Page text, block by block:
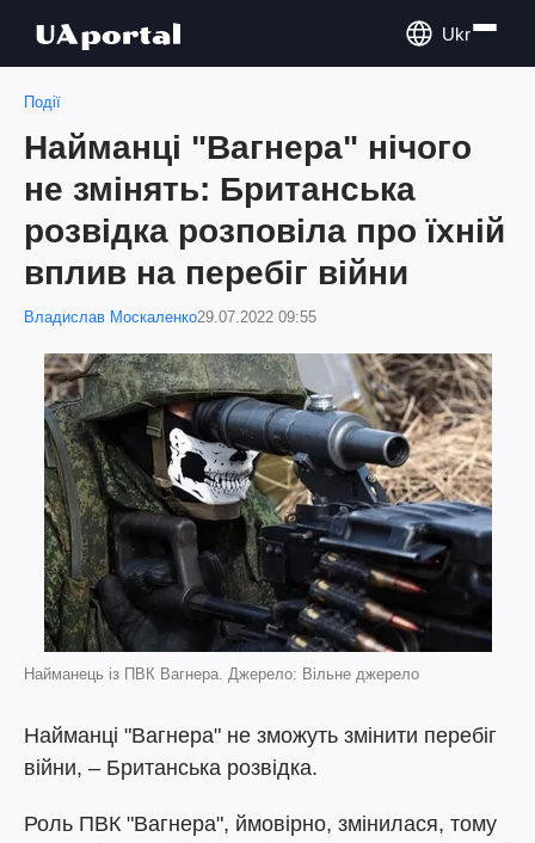
Ukr
Події
Найманці "Вагнера" нічого
не змінять: Британська
розвідка розповіла про їхній
вплив на перебіг війни
Владислав Москаленко29.07.2022 09:55
Найманець із ПВК Вагнера. Джерело: Вільне джерело
Найманці "Вагнера" не зможуть змінити перебіг
війни, – Британська розвідка.
Роль ПВК "Вагнера", ймовірно, змінилася, тому